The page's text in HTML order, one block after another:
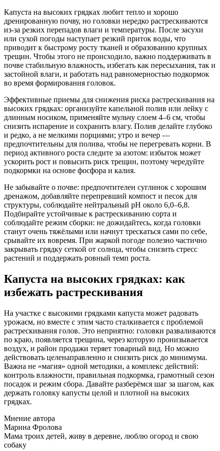
Капуста на высоких грядках любит тепло и хорошо
дренированную почву, но головки нередко растрескиваются
из‑за резких перепадов влаги и температуры. После засухи
или сухой погоды наступает резкий приток воды, что
приводит к быстрому росту тканей и образованию крупных
трещин. Чтобы этого не происходило, важно поддерживать в
почве стабильную влажность, избегать как пересыхания, так и
застойной влаги, и работать над равномерностью подкормок
во время формирования головок.
Эффективные приемы для снижения риска растрескивания на
высоких грядках: организуйте капельной полив или лейку с
длинным носиком, применяйте мульчу слоем 4–6 см, чтобы
снизить испарение и сохранить влагу. Полив делайте глубоко
и редко, а не мелкими порциями; утро и вечер —
предпочтительны для полива, чтобы не перегревать корни. В
период активного роста следите за азотом: избыток может
ускорить рост и повысить риск трещин, поэтому чередуйте
подкормки на основе фосфора и калия.
Не забывайте о почве: предпочтителен суглинок с хорошим
дренажом, добавляйте перепревший компост и песок для
структуры, соблюдайте нейтральный рН около 6,0–6,8.
Подбирайте устойчивые к растрескиванию сорта и
соблюдайте режим сборки: не дожидайтесь, когда головки
станут очень тяжёлыми или начнут трескаться сами по себе,
срывайте их вовремя. При жаркой погоде полезно частично
закрывать грядку сеткой от солнца, чтобы снизить стресс
растений и поддержать ровный темп роста.
Капуста на высоких грядках: как
избежать растрескивания
На участке с высокими грядками капуста может радовать
урожаєм, но вместе с этим часто сталкивается с проблемой
растрескивания голов. Это неприятно: головки разваливаются
по краю, появляется трещина, через которую пронизывается
воздух, и район продажи теряет товарный вид. Но можно
действовать целенаправленно и снизить риск до минимума.
Важна не «магия» одной методики, а комплекс действий:
контроль влажности, правильная подкормка, грамотный сезон
посадок и режим сбора. Давайте разберёмся шаг за шагом, как
держать головку капусты целой и плотной на высоких
грядках.
Мнение автора
Марина Фролова
Мама троих детей, живу в деревне, люблю огород и свою
собаку